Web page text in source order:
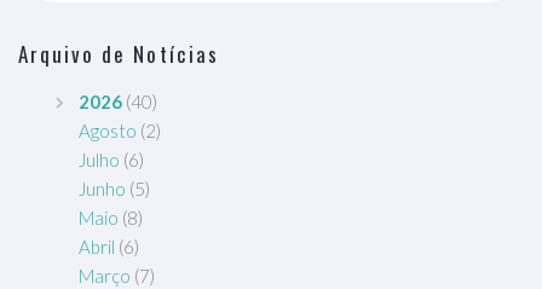
Arquivo de Notícias
2026 (40)
Agosto (2)
Julho (6)
Junho (5)
Maio (8)
Abril (6)
Março (7)